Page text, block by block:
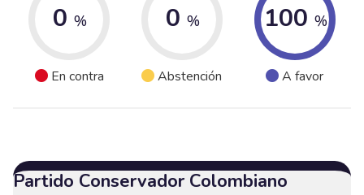
0 %
En contra
0 %
Abstención
100 %
A favor
Partido Conservador Colombiano